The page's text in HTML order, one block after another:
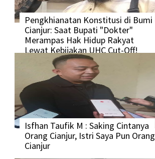
Pengkhianatan Konstitusi di Bumi
Cianjur: Saat Bupati "Dokter"
Merampas Hak Hidup Rakyat
Lewat Kebijakan UHC Cut-Off!
Isfhan Taufik M : Saking Cintanya
Orang Cianjur, Istri Saya Pun Orang
Cianjur